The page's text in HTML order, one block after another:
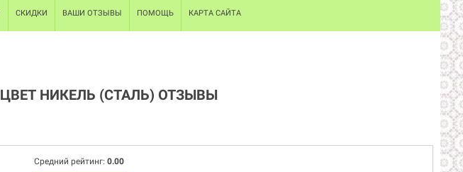
СКИДКИ ВАШИ ОТЗЫВЫ ПОМОЩЬ КАРТА САЙТА
НИКЕЛЬ (СТАЛЬ) ОТЗЫВЫ
Средний рейтинг: 0.00